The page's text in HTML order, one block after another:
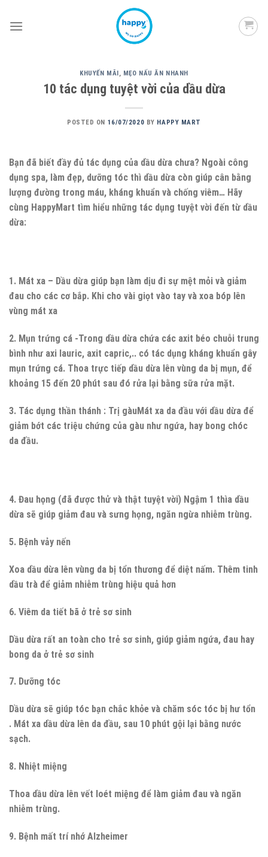
KHUYẾN MÃI, MẸO NẤU ĂN NHANH
10 tác dụng tuyệt vời của dầu dừa
POSTED ON 16/07/2020 BY HAPPY MART
Bạn đã biết đầy đủ tác dụng của dầu dừa chưa? Ngoài công
dụng spa, làm đẹp, dưỡng tóc thì dầu dừa còn giúp cân bằng
lượng đường trong máu, kháng khuẩn và chống viêm… Hãy
cùng HappyMart tìm hiểu những tác dụng tuyệt vời đến từ dầu
dừa:
1. Mát xa – Dầu dừa giúp bạn làm dịu đi sự mệt mỏi và giảm
đau cho các cơ bắp. Khi cho vài giọt vào tay và xoa bóp lên
vùng mát xa
2. Mụn trứng cá -Trong dầu dừa chứa các axit béo chuỗi trung
bình như axi lauric, axit capric,.. có tác dụng kháng khuẩn gây
mụn trứng cá. Thoa trực tiếp dầu dừa lên vùng da bị mụn, để
khoảng 15 đến 20 phút sau đó rửa lại bằng sữa rửa mặt.
3. Tác dụng thần thánh : Trị gàuMát xa da đầu với dầu dừa để
giảm bớt các triệu chứng của gàu như ngứa, hay bong chóc
da đầu.
4. Đau họng (đã được thử và thật tuyệt vời) Ngậm 1 thìa dầu
dừa sẽ giúp giảm đau và sưng họng, ngăn ngừa nhiễm trùng.
5. Bệnh vảy nến
Xoa dầu dừa lên vùng da bị tổn thương để diệt nấm. Thêm tinh
dầu trà để giảm nhiễm trùng hiệu quả hơn
6. Viêm da tiết bã ở trẻ sơ sinh
Dầu dừa rất an toàn cho trẻ sơ sinh, giúp giảm ngứa, đau hay
bong da ở trẻ sơ sinh
7. Dưỡng tóc
Dầu dừa sẽ giúp tóc bạn chắc khỏe và chăm sóc tóc bị hư tổn
. Mát xa dầu dừa lên da đầu, sau 10 phút gội lại bằng nước
sạch.
8. Nhiệt miệng
Thoa dầu dừa lên vết loét miệng để làm giảm đau và ngăn
nhiễm trùng.
9. Bệnh mất trí nhớ Alzheimer